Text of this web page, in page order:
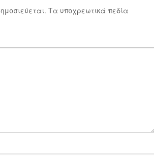
Τα υποχρεωτικά πεδία